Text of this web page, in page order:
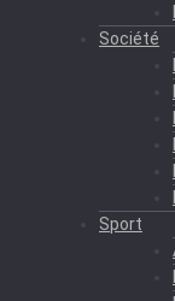
Société
Sport